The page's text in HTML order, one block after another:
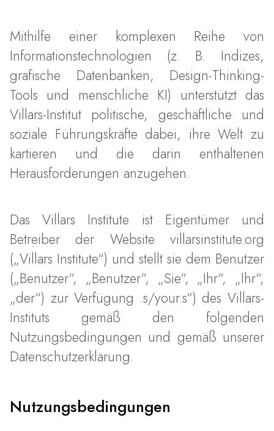
Mithilfe einer komplexen Reihe von
Informationstechnologien (z. B. Indizes,
grafische Datenbanken, Design-Thinking-
Tools und menschliche KI) unterstützt das
Villars-Institut politische, geschäftliche und
soziale Führungskräfte dabei, ihre Welt zu
kartieren und die darin enthaltenen
Herausforderungen anzugehen.
Das Villars Institute ist Eigentümer und
Betreiber der Website villarsinstitute.org
(„Villars Institute“) und stellt sie dem Benutzer
(„Benutzer“, „Benutzer“, „Sie“, „Ihr“, „Ihr“,
„der“) zur Verfügung .s/your.s“) des Villars-
Instituts gemäß den folgenden
Nutzungsbedingungen und gemäß unserer
Datenschutzerklärung.
Nutzungsbedingungen